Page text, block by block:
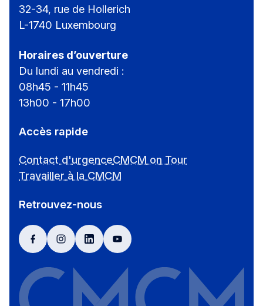
32-34, rue de Hollerich
L-1740 Luxembourg
Horaires d’ouverture
Du lundi au vendredi :
08h45 - 11h45
13h00 - 17h00
Accès rapide
Contact d'urgenceCMCM on Tour
Travailler à la CMCM
Retrouvez-nous
facebookinstagramlinkedinyoutube